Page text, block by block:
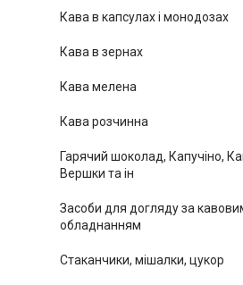
Кава в капсулах і монодозах
Кава в зернах
Кава мелена
Кава розчинна
Гарячий шоколад, Капучіно,
Вершки та ін
Засоби для догляду за
обладнанням
Стаканчики, мішалки, цукор